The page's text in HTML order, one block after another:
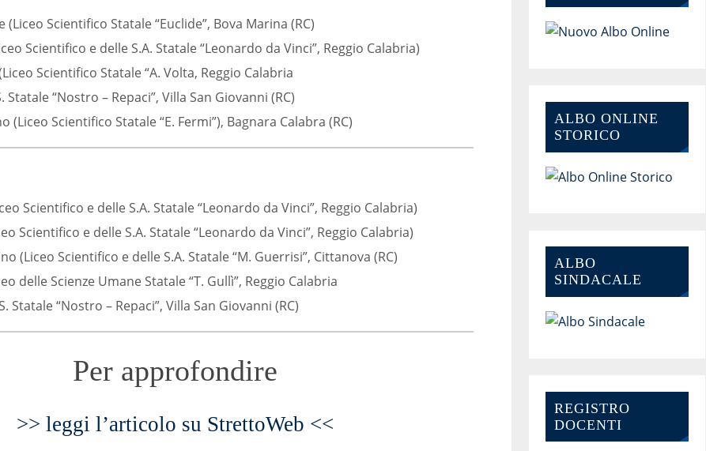
Scientifico Statale “Euclide”, Bova Marina (RC)
Scientifico e delle S.A. Statale “Leonardo da Vinci”, Reggio Calabria)
Scientifico Statale “A. Volta, Reggio Calabria
Statale “Nostro – Repaci”, Villa San Giovanni (RC)
(Liceo Scientifico Statale “E. Fermi”), Bagnara Calabra (RC)
Scientifico e delle S.A. Statale “Leonardo da Vinci”, Reggio Calabria)
Scientifico e delle S.A. Statale “Leonardo da Vinci”, Reggio Calabria)
(Liceo Scientifico e delle S.A. Statale “M. Guerrisi”, Cittanova (RC)
delle Scienze Umane Statale “T. Gullì”, Reggio Calabria
Statale “Nostro – Repaci”, Villa San Giovanni (RC)
Per approfondire
>> leggi l’articolo su StrettoWeb <<
ALBO ONLINE
STORICO
ALBO
SINDACALE
REGISTRO
DOCENTI